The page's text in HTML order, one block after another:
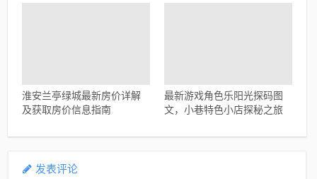
淮安兰亭绿城最新房价详解
及获取房价信息指南
最新游戏角色乐阳光探码图
文，小巷特色小店探秘之旅
发表评论